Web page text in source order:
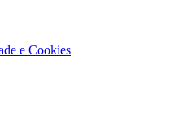
e Cookies